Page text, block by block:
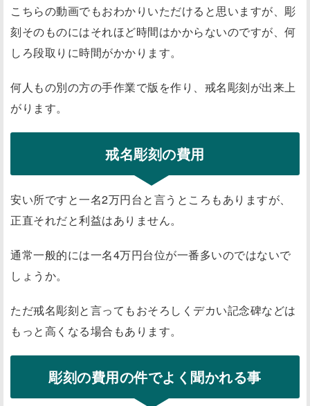
こちらの動画でもおわかりいただけると思いますが、彫
刻そのものにはそれほど時間はかからないのですが、何
しろ段取りに時間がかかります。
何人もの別の方の手作業で版を作り、戒名彫刻が出来上
がります。
戒名彫刻の費用
安い所ですと一名2万円台と言うところもありますが、
正直それだと利益はありません。
通常一般的には一名4万円台位が一番多いのではないで
しょうか。
ただ戒名彫刻と言ってもおそろしくデカい記念碑などは
もっと高くなる場合もあります。
彫刻の費用の件でよく聞かれる事